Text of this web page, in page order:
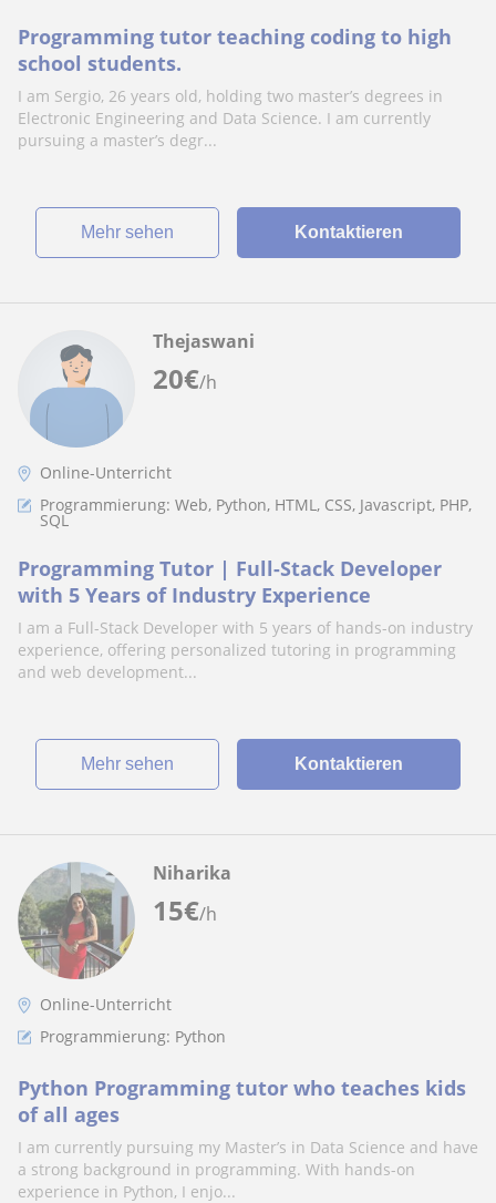
Programming tutor teaching coding to high
school students.
I am Sergio, 26 years old, holding two master’s degrees in
Electronic Engineering and Data Science. I am currently
pursuing a master’s degr...
Mehr sehen Kontaktieren
20€/h
Thejaswani
Online-Unterricht
Programmierung: Web, Python, HTML, CSS, Javascript, PHP,
SQL
Programming Tutor | Full-Stack Developer
with 5 Years of Industry Experience
I am a Full-Stack Developer with 5 years of hands-on industry
experience, offering personalized tutoring in programming
and web development...
Mehr sehen Kontaktieren
15€/h
Niharika
Online-Unterricht
Programmierung: Python
Python Programming tutor who teaches kids
of all ages
I am currently pursuing my Master’s in Data Science and have
a strong background in programming. With hands-on
experience in Python, I enjo...